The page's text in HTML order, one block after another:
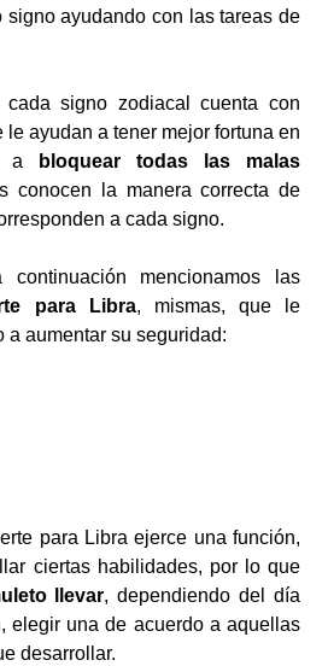
signo ayudando con las tareas de
signo zodiacal cuenta con
ayudan a tener mejor fortuna en
a
bloquear todas las malas
conocen la manera correcta de
a cada signo.
mencionamos las
para Libra, mismas, que le
a aumentar su seguridad:
para Libra ejerce una función,
ciertas habilidades, por lo que
llevar, dependiendo del día
elegir una de acuerdo a aquellas
desarrollar.